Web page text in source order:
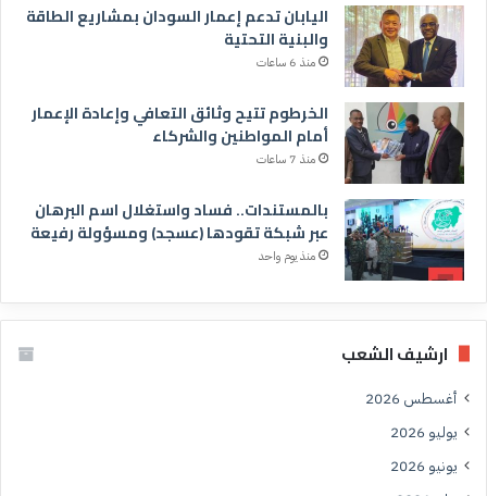
اليابان تدعم إعمار السودان بمشاريع الطاقة
والبنية التحتية
منذ 6 ساعات
الخرطوم تتيح وثائق التعافي وإعادة الإعمار
أمام المواطنين والشركاء
منذ 7 ساعات
بالمستندات.. فساد واستغلال اسم البرهان
عبر شبكة تقودها (عسجد) ومسؤولة رفيعة
منذ يوم واحد
ارشيف الشعب
أغسطس 2026
يوليو 2026
يونيو 2026